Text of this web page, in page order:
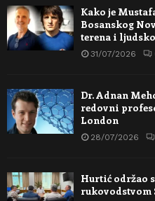
Kako je
Bosanskog
terena i
31/07/2026
Dr. Adnan
redovni
London
28/07/2026
Hurtić održao
rukovodstvom